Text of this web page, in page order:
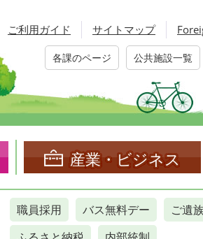
ご利用ガイド サイトマップ
各課のページ 公共施設一覧
産業・ビジネス
職員採用 バス無料デー
ご遺